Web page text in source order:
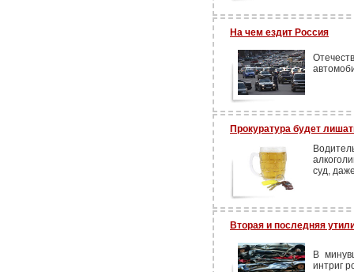
На чем ездит Россия
Прокуратура будет
суд,
Вторая и последняя
В
интриг